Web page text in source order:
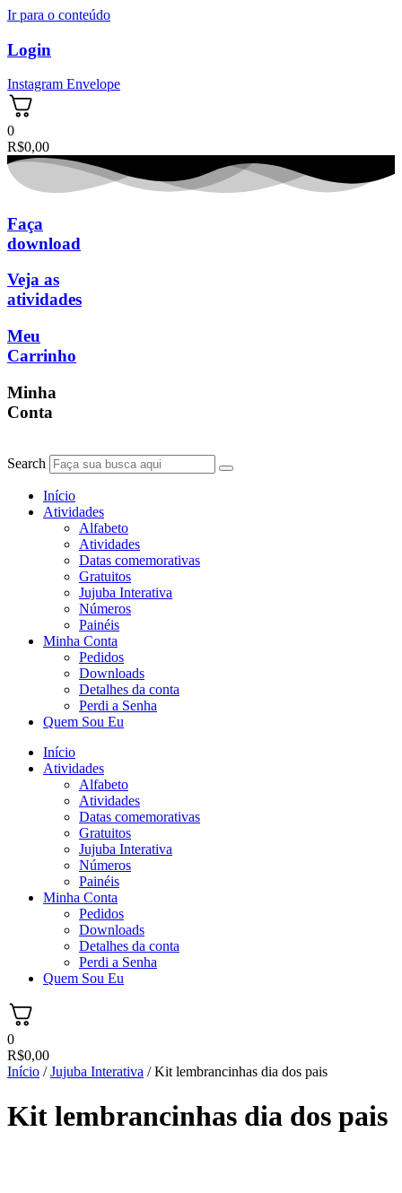
Ir para o conteúdo
Login
Instagram Envelope
0
R$0,00
Faça
download
Veja as
atividades
Meu
Carrinho
Minha
Conta
Search
Início
Atividades
Alfabeto
Atividades
Datas comemorativas
Gratuitos
Jujuba Interativa
Números
Painéis
Minha Conta
Pedidos
Downloads
Detalhes da conta
Perdi a Senha
Quem Sou Eu
Início
Atividades
Alfabeto
Atividades
Datas comemorativas
Gratuitos
Jujuba Interativa
Números
Painéis
Minha Conta
Pedidos
Downloads
Detalhes da conta
Perdi a Senha
Quem Sou Eu
0
R$0,00
Início /Jujuba Interativa / Kit lembrancinhas dia dos pais
Kit lembrancinhas dia dos pais